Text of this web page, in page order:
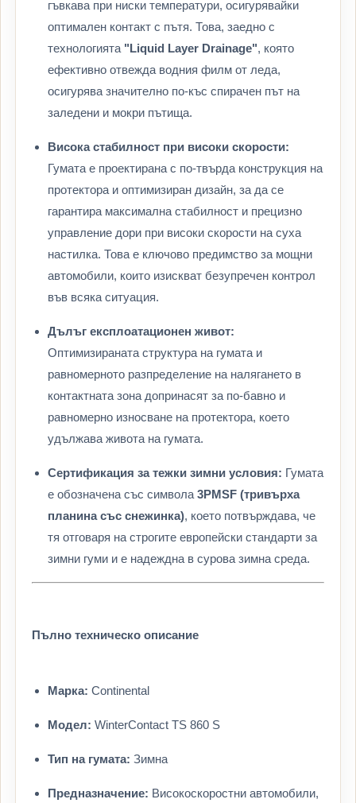
гъвкава при ниски температури, осигурявайки
оптимален контакт с пътя. Това, заедно с
технологията "Liquid Layer Drainage", която
ефективно отвежда водния филм от леда,
осигурява значително по-къс спирачен път на
заледени и мокри пътища.
Висока стабилност при високи скорости:
Гумата е проектирана с по-твърда конструкция на
протектора и оптимизиран дизайн, за да се
гарантира максимална стабилност и прецизно
управление дори при високи скорости на суха
настилка. Това е ключово предимство за мощни
автомобили, които изискват безупречен контрол
във всяка ситуация.
Дълъг експлоатационен живот:
Оптимизираната структура на гумата и
равномерното разпределение на налягането в
контактната зона допринасят за по-бавно и
равномерно износване на протектора, което
удължава живота на гумата.
Сертификация за тежки зимни условия: Гумата
е обозначена със символа 3PMSF (тривърха
планина със снежинка), което потвърждава, че
тя отговаря на строгите европейски стандарти за
зимни гуми и е надеждна в сурова зимна среда.
Пълно техническо описание
Марка: Continental
Модел: WinterContact TS 860 S
Тип на гумата: Зимна
Предназначение: Високоскоростни автомобили,